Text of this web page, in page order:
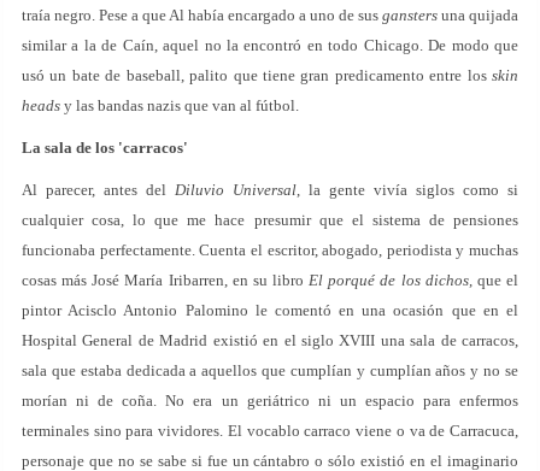
traía negro. Pese a que Al había encargado a uno de sus gansters una quijada
similar a la de Caín, aquel no la encontró en todo Chicago. De modo que
usó un bate de baseball, palito que tiene gran predicamento entre los skin
heads y las bandas nazis que van al fútbol.
La sala de los 'carracos'
Al parecer, antes del Diluvio Universal, la gente vivía siglos como si
cualquier cosa, lo que me hace presumir que el sistema de pensiones
funcionaba perfectamente. Cuenta el escritor, abogado, periodista y muchas
cosas más José María Iribarren, en su libroEl porqué de los dichos, que el
pintor Acisclo Antonio Palomino le comentó en una ocasión que en el
Hospital General de Madrid existió en el siglo XVIII una sala de carracos,
sala que estaba dedicada a aquellos que cumplían y cumplían años y no se
morían ni de coña. No era un geriátrico ni un espacio para enfermos
terminales sino para vividores. El vocablo carraco viene o va de Carracuca,
personaje que no se sabe si fue un cántabro o sólo existió en el imaginario